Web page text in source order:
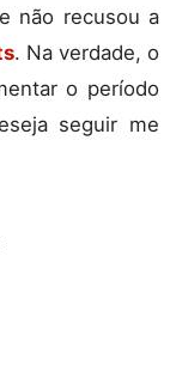
não recusou a
. Na verdade, o
o período
seguir me